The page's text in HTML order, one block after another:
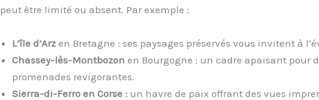
peut être limité ou absent. Par exemple :
L’île d’Arzen Bretagne : ses paysages préservés vous invitent à
Chassey-lès-Montbozon en Bourgogne : un cadre apaisant pour
promenades revigorantes.
Sierra-di-Ferro en Corse :un havre de paix offrant des vues